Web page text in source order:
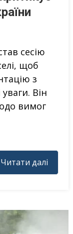
сесію
щоб
з
Він
вимог
Читати далі